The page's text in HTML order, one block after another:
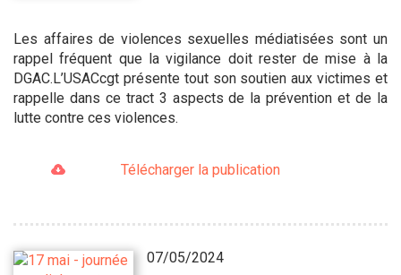
Les affaires de violences sexuelles médiatisées sont un
rappel fréquent que la vigilance doit rester de mise à la
DGAC.L’USACcgt présente tout son soutien aux victimes et
rappelle dans ce tract 3 aspects de la prévention et de la
lutte contre ces violences.
Télécharger la publication
07/05/2024